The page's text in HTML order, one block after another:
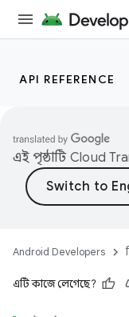
API REFERENCE
এই পৃষ্ঠাটি Cloud
Android Developers
এটি কাজে লেগেছে?